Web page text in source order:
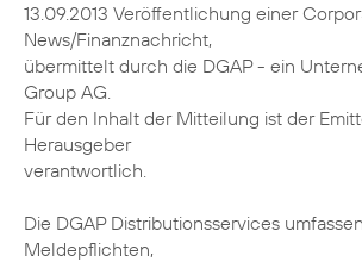
13.09.2013 Veröffentlichung einer
News/Finanznachricht,
übermittelt durch die DGAP - ein
Group AG.
Für den Inhalt der Mitteilung ist der
Herausgeber
verantwortlich.
Die DGAP Distributionsservices
Meldepflichten,